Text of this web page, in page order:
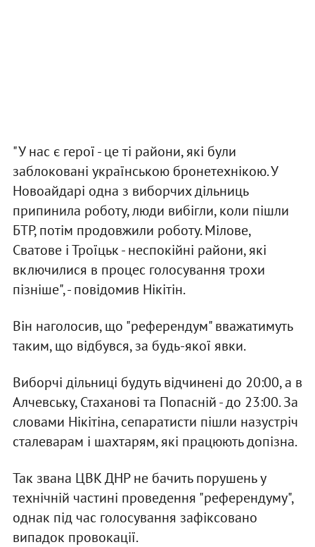
"У нас є герої - це ті райони, які були
заблоковані українською бронетехнікою. У
Новоайдарі одна з виборчих дільниць
припинила роботу, люди вибігли, коли пішли
БТР, потім продовжили роботу. Мілове,
Сватове і Троїцьк - неспокійні райони, які
включилися в процес голосування трохи
пізніше", - повідомив Нікітін.
Він наголосив, що "референдум" вважатимуть
таким, що відбувся, за будь-якої явки.
Виборчі дільниці будуть відчинені до 20:00, а в
Алчевську, Стаханові та Попасній - до 23:00. За
словами Нікітіна, сепаратисти пішли назустріч
сталеварам і шахтарям, які працюють допізна.
Так звана ЦВК ДНР не бачить порушень у
технічній частині проведення "референдуму",
однак під час голосування зафіксовано
випадок провокації.